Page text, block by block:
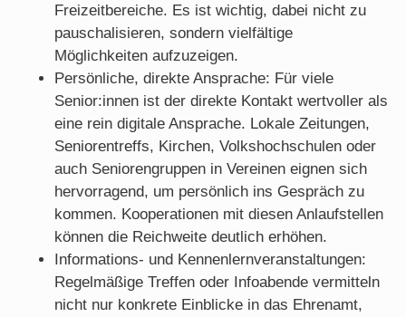
Freizeitbereiche. Es ist wichtig, dabei nicht zu
pauschalisieren, sondern vielfältige
Möglichkeiten aufzuzeigen.
Persönliche, direkte Ansprache: Für viele
Senior:innen ist der direkte Kontakt wertvoller als
eine rein digitale Ansprache. Lokale Zeitungen,
Seniorentreffs, Kirchen, Volkshochschulen oder
auch Seniorengruppen in Vereinen eignen sich
hervorragend, um persönlich ins Gespräch zu
kommen. Kooperationen mit diesen Anlaufstellen
können die Reichweite deutlich erhöhen.
Informations- und Kennenlernveranstaltungen:
Regelmäßige Treffen oder Infoabende vermitteln
nicht nur konkrete Einblicke in das Ehrenamt,